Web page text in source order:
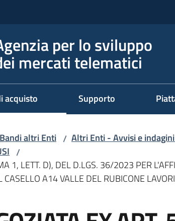
per lo sviluppo
mercati telematici
acquisto Supporto
Bandi altri Enti / Altri Enti - Avvisi e
/
1, LETT. D), DEL D.LGS. 36/2023 PER
A14 VALLE DEL RUBICONE